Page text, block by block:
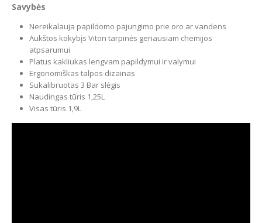
Savybės
Nereikalauja papildomo pajungimo prie oro ar vandens
Aukštos kokybįs Viton tarpinės geriausiam chemijos
atpsarumui
Platus kakliukas lengvam papildymui ir valymui
Ergonomiškas talpos dizainas
Sukalibruotas 3 Bar slėgis
Naudingas tūris 1,25L
Visas tūris 1,9L